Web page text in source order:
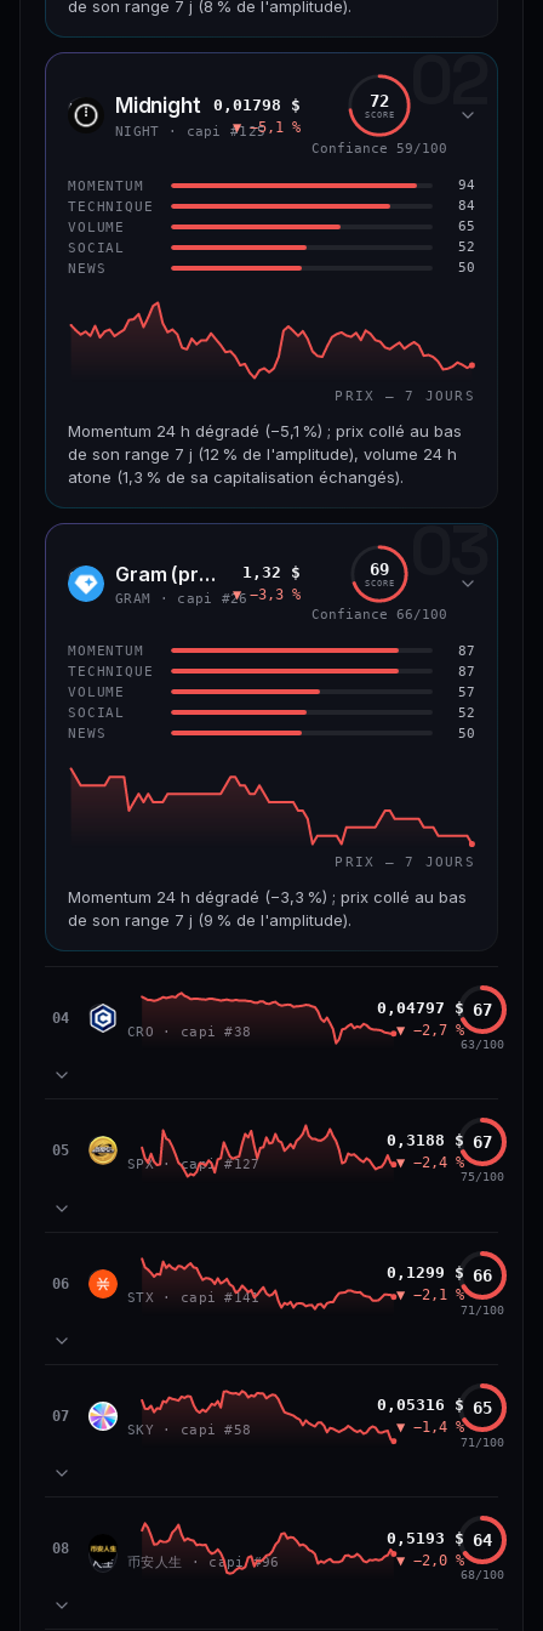
CONFIANCE
de son range 7 j (8 % de l'amplitude).
CAP. MARCHÉ VOLUME 24 H
VAR. 7 J VAR. 30 J
−16,9 %
VS ATH
−80,6 %
CONFIANCE 65/100
02
NIGH Midnight
NIGHT · capi #125
0,01798 $
▼ −5,1 %
72
SCORE
Confiance 59/100
MOMENTUM 94
TECHNIQUE 84
VOLUME 65
SOCIAL 52
NEWS 50
PRIX — 7 JOURS
Momentum 24 h dégradé (−5,1 %) ; prix collé au bas
de son range 7 j (12 % de l'amplitude), volume 24 h
atone (1,3 % de sa capitalisation échangés).
CAP. MARCHÉ VOLUME 24 H
VAR. 7 J VAR. 30 J
−42,0 %
VS ATH
−84,8 %
RANG CAPI.
#125
CONFIANCE 59/100
03
GRAM Gram (prev. Toncoin)
GRAM · capi #26
1,32 $
▼ −3,3 %
69
SCORE
Confiance 66/100
MOMENTUM 87
TECHNIQUE 87
VOLUME 57
SOCIAL 52
NEWS 50
PRIX — 7 JOURS
Momentum 24 h dégradé (−3,3 %) ; prix collé au bas
de son range 7 j (9 % de l'amplitude).
3,6 Md$
VAR. 7 J VAR. 30 J
−84,0 % #26
66/100
04 CRO Cronos
CRO · capi #38
0,04797 $
▼ −2,7 %
67
63/100
81
TECHNIQUE 87
VOLUME 71
39
NEWS
momentum 24 h dégradé (−2,7 %) et volume 24 h atone
(0,3 % de sa capitalisation échangés).
CAP. MARCHÉ
VAR. 7 J
−12,5 %
VAR. 30 J
−14,0 %
VS ATH
05 SPX SPX6900
SPX · capi #127
0,3188 $
▼ −2,4 %
67
75/100
83
TECHNIQUE 64
VOLUME 72
52
NEWS
h atone (1,0 % de sa capitalisation échangés).
297 M$
06 STX Stacks
STX · capi #141
0,1299 $
▼ −2,1 %
66
71/100
83
TECHNIQUE 81
VOLUME 54
52
NEWS
07 SKY Sky
SKY · capi #58
0,05316 $
▼ −1,4 %
65
71/100
65
TECHNIQUE 90
VOLUME 72
52
NEWS
08
币安
人生
币安人生 (BinanceLife)
币安人生 · capi #96
0,5193 $
▼ −2,0 %
64
68/100